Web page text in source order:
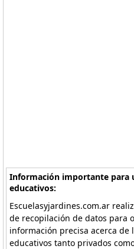
Información importante para
educativos:
Escuelasyjardines.com.ar
de recopilación de datos para
información precisa acerca de
educativos tanto privados